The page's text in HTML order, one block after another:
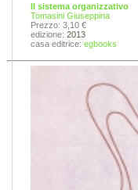
Il sistema organizzativo
Tomasini Giuseppina
Prezzo: 3,10 €
edizione: 2013
casa editrice: egbooks